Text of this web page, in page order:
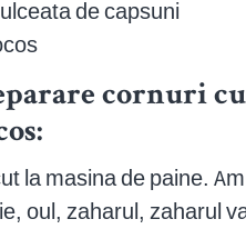
de capsuni
cornuri
la masina de paine.
oul, zaharul, zaharul